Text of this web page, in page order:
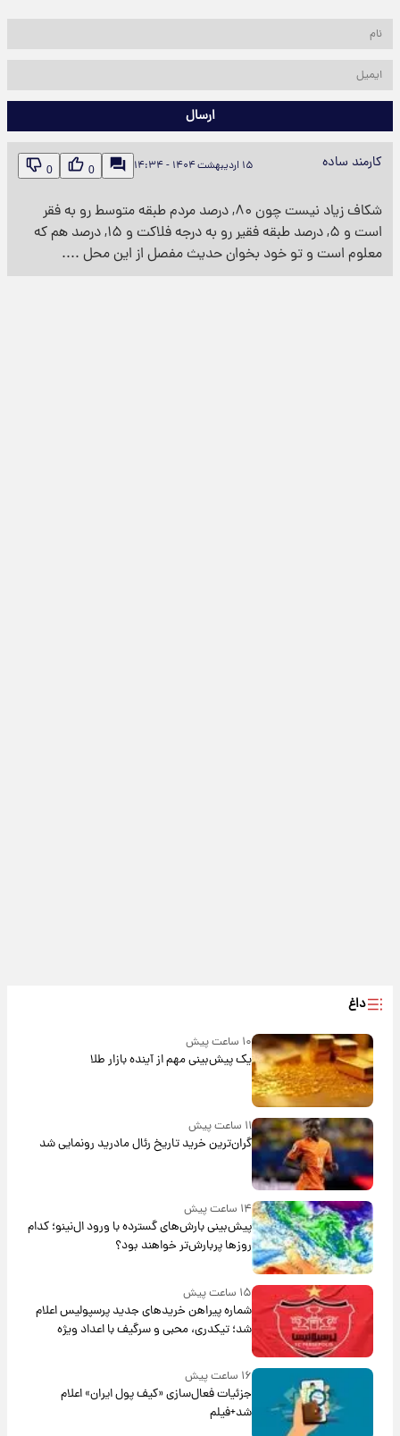
ارسال
کارمند ساده ۱۵ اردیبهشت ۱۴۰۴ - ۱۴:۳۴ 0
0
شکاف زیاد نیست چون ۸۰, درصد مردم طبقه متوسط رو به فقر
است و ۵, درصد طبقه فقیر رو به درجه فلاکت و ۱۵, درصد هم که
معلوم است و تو خود بخوان حدیث مفصل از این محل ....
داغ
۱۰ ساعت پیش
یک پیش‌بینی مهم از آینده بازار طلا
۱۱ ساعت پیش
گران‌ترین خرید تاریخ رئال مادرید رونمایی شد
۱۴ ساعت پیش
پیش‌بینی بارش‌های گسترده با ورود ال‌نینو؛ کدام
روزها پربارش‌تر خواهند بود؟
۱۵ ساعت پیش
شماره پیراهن خریدهای جدید پرسپولیس اعلام
شد؛ تیکدری، محبی و سرگیف با اعداد ویژه
۱۶ ساعت پیش
جزئیات فعال‌سازی «کیف پول ایران» اعلام
شد+فیلم